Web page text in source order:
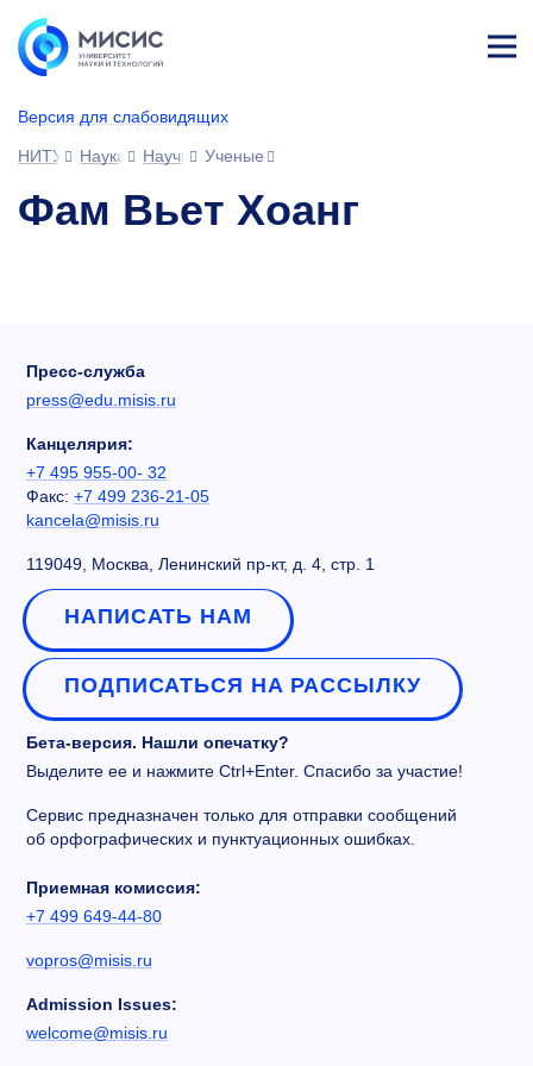
Версия для слабовидящих
НИТУ МИСИС
Наука Научное сообщество
Ученые
Фам Вьет Хоанг
Пресс-служба
press@edu.misis.ru
Канцелярия:
+7 495 955-00- 32
Факс: +7 499 236-21-05
kancela@misis.ru
119049, Москва, Ленинский пр-кт, д. 4, стр. 1
НАПИСАТЬ НАМ
ПОДПИСАТЬСЯ НА РАССЫЛКУ
Бета-версия. Нашли опечатку?
Выделите ее и нажмите Ctrl+Enter. Спасибо за участие!
Сервис предназначен только для отправки сообщений
об орфографических и пунктуационных ошибках.
Приемная комиссия:
+7 499 649-44-80
vopros@misis.ru
Admission Issues:
welcome@misis.ru